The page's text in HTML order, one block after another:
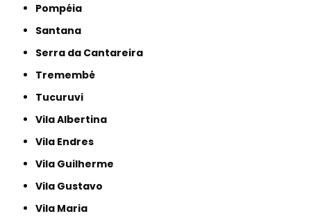
Pompéia
Santana
Serra da Cantareira
Tremembé
Tucuruvi
Vila Albertina
Vila Endres
Vila Guilherme
Vila Gustavo
Vila Maria